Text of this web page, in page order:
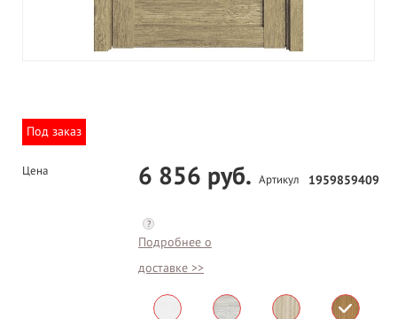
Под заказ
Цена 6 856 руб.
?
Подробнее о
доставке >>
Артикул 1959859409